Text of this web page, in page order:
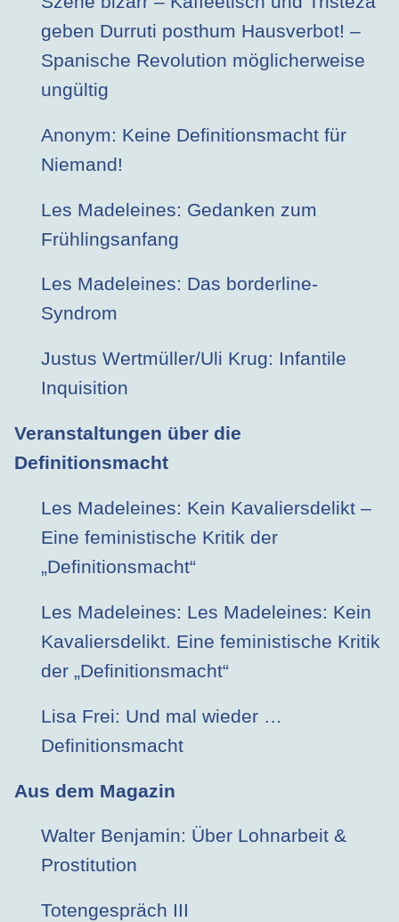
geben Durruti posthum Hausverbot! –
Spanische Revolution möglicherweise
ungültig
Anonym: Keine Definitionsmacht für
Niemand!
Les Madeleines: Gedanken zum
Frühlingsanfang
Les Madeleines: Das borderline-
Syndrom
Justus Wertmüller/Uli Krug: Infantile
Inquisition
Veranstaltungen über die
Definitionsmacht
Les Madeleines: Kein Kavaliersdelikt –
Eine feministische Kritik der
„Definitionsmacht“
Les Madeleines: Les Madeleines: Kein
Kavaliersdelikt. Eine feministische Kritik
der „Definitionsmacht“
Lisa Frei: Und mal wieder …
Definitionsmacht
Aus dem Magazin
Walter Benjamin: Über Lohnarbeit &
Prostitution
Totengespräch III